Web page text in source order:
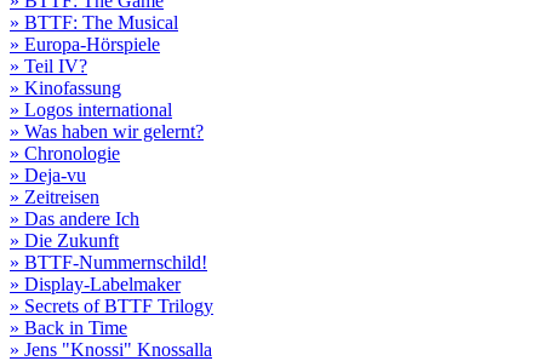
» BTTF: The Musical
» Europa-Hörspiele
» Teil IV?
» Kinofassung
» Logos international
» Was haben wir gelernt?
» Chronologie
» Deja-vu
» Zeitreisen
» Das andere Ich
» Die Zukunft
» BTTF-Nummernschild!
» Display-Labelmaker
» Secrets of BTTF Trilogy
» Back in Time
» Jens "Knossi" Knossalla